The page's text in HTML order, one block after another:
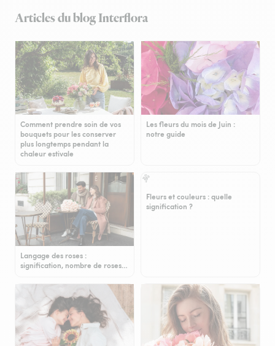
Articles du blog Interflora
Comment prendre soin de vos
bouquets pour les conserver
plus longtemps pendant la
chaleur estivale
Les fleurs du mois de Juin :
notre guide
Langage des roses :
signification, nombre de roses…
Fleurs et couleurs : quelle
signification ?